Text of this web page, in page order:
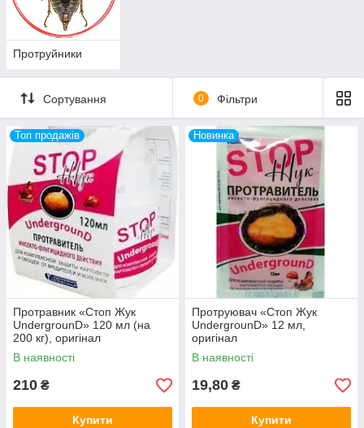
протруйники по самим оптимальними цінами. Для оптових
покупців ми надаємо систему знижок та спеціальних
пропозицій!
Протруйники
Сортування 0 Фільтри
Топ продажів
Протравник «Стоп Жук
UndergrounD» 120 мл (на
200 кг), оригінал
В наявності
210 ₴
Купити
Новинка
Протруювач «Стоп Жук
UndergrounD» 12 мл,
оригінал
В наявності
19,80 ₴
Купити